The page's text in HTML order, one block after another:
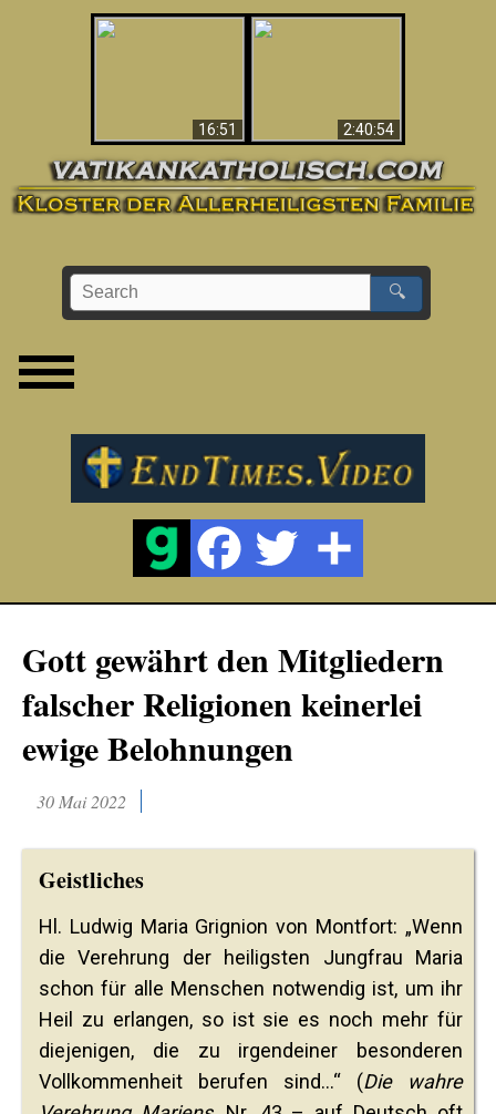
16:51
2:40:54
🔍
Gott gewährt den Mitgliedern
falscher Religionen keinerlei
ewige Belohnungen
30 Mai 2022
Geistliches
Hl. Ludwig Maria Grignion von Montfort: „Wenn
die Verehrung der heiligsten Jungfrau Maria
schon für alle Menschen notwendig ist, um ihr
Heil zu erlangen, so ist sie es noch mehr für
diejenigen, die zu irgendeiner besonderen
Vollkommenheit berufen sind...“ (Die wahre